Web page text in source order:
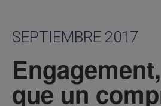
SEPTIEMBRE 2017
que un